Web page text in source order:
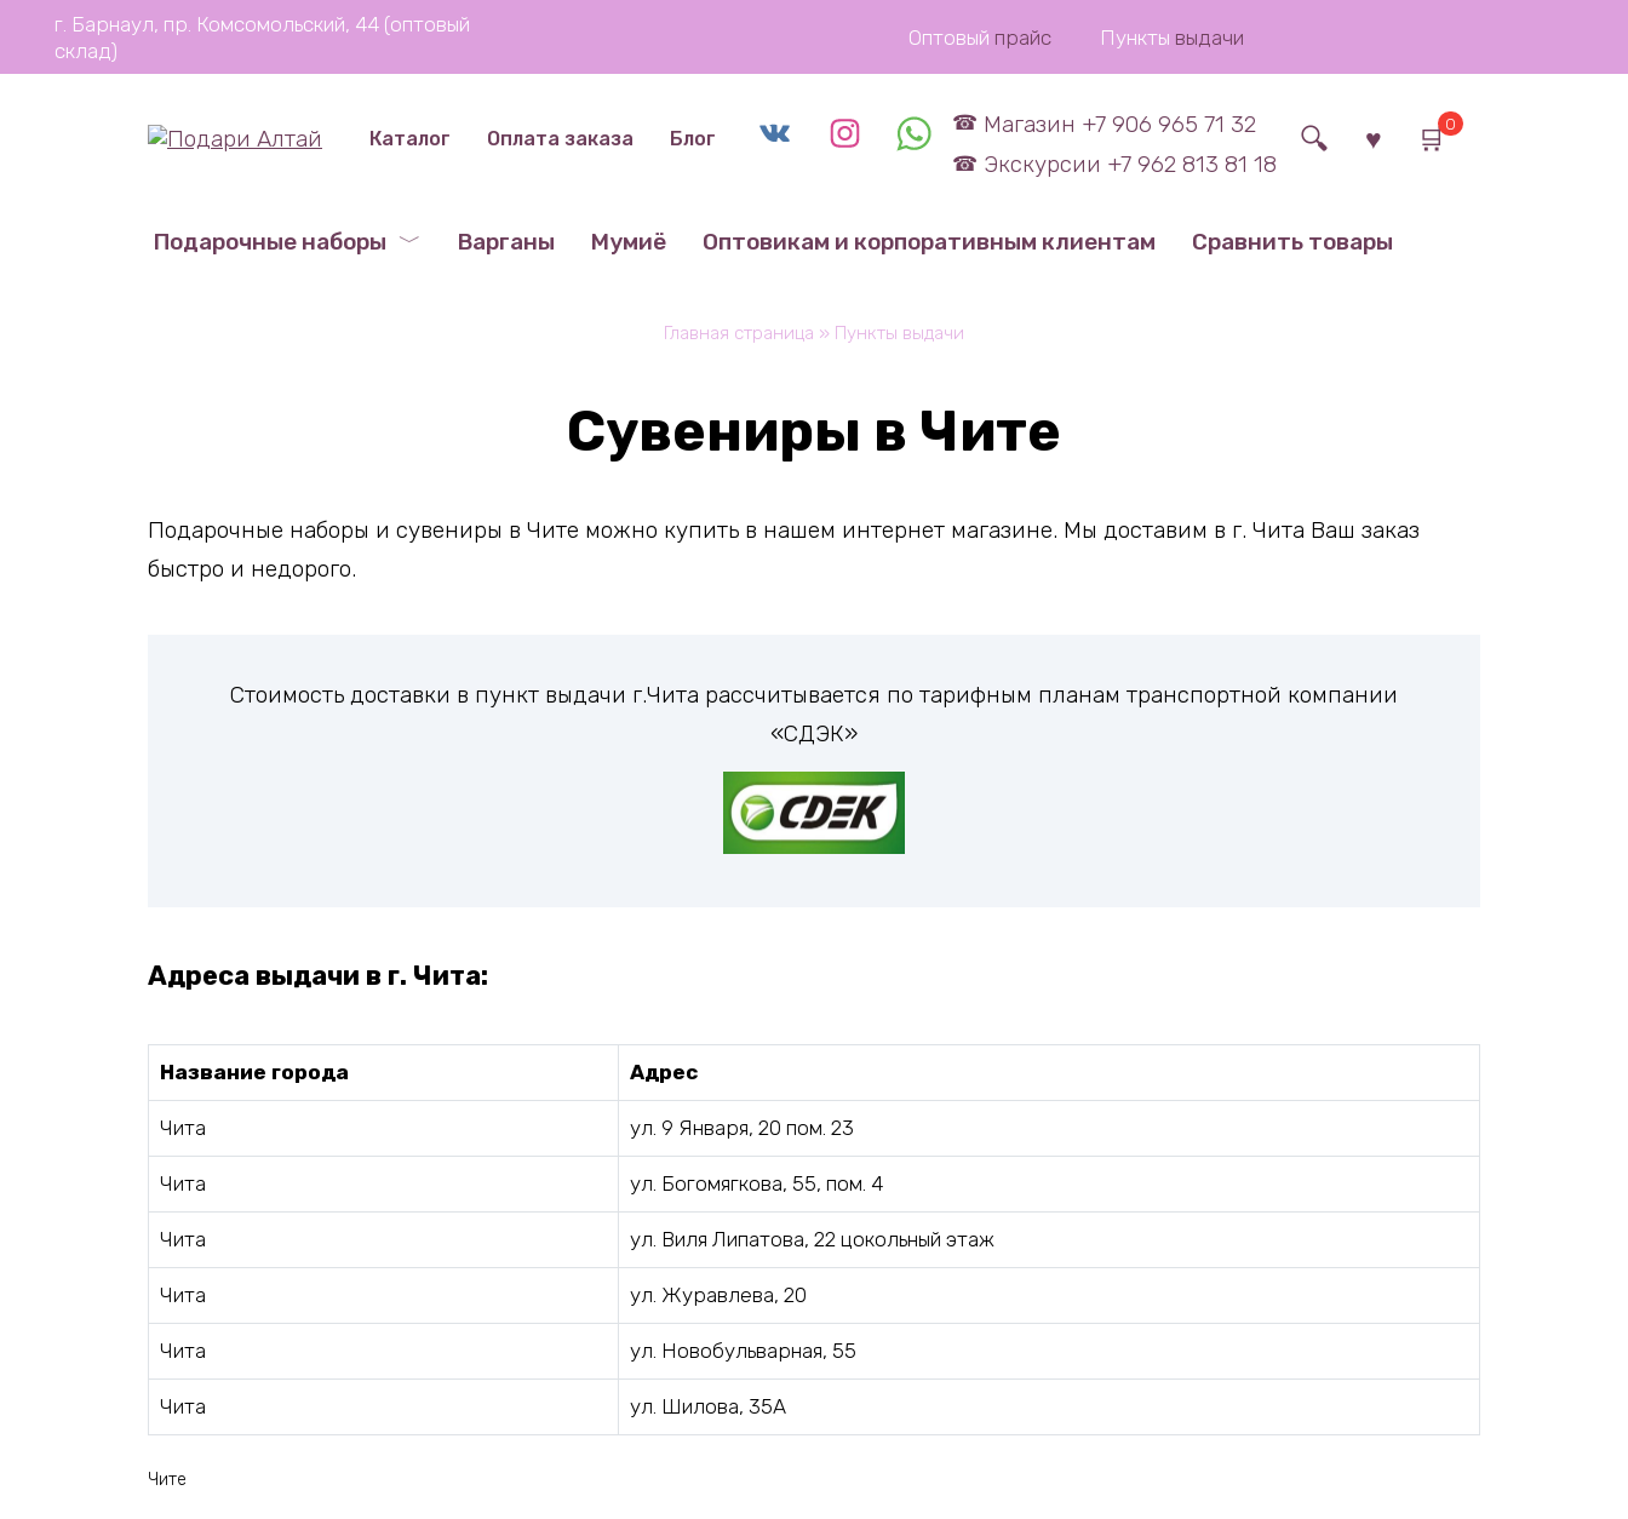
Перейти
содержанию
г. Барнаул, пр. Комсомольский, 44 (оптовый
склад)
Оптовый прайс Пункты выдачи
Каталог Оплата заказа Блог
Магазин +7 906 965 71 32
Экскурсии +7 962 813 81 18
0
Подарочные наборы Варганы Мумиё Оптовикам и корпоративным клиентам Сравнить товары
Главная страница » Пункты выдачи
Сувениры в Чите
Подарочные наборы и сувениры в Чите можно купить в нашем интернет магазине. Мы доставим в г. Чита Ваш заказ
быстро и недорого.
Стоимость доставки в пункт выдачи г.Чита рассчитывается по тарифным планам транспортной компании
«СДЭК»
Адреса выдачи в г. Чита:
Название города Адрес
Чита ул. 9 Января, 20 пом. 23
Чита ул. Богомягкова, 55, пом. 4
Чита ул. Виля Липатова, 22 цокольный этаж
Чита ул. Журавлева, 20
Чита ул. Новобульварная, 55
Чита ул. Шилова, 35А
Чите